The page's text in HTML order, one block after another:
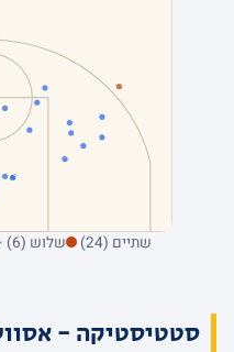
שתיים (24)
סטטיסטיקה -